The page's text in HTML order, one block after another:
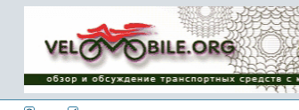
Имя пользователя:
Пароль:
{ LOG_ME_IN_SHORT
}